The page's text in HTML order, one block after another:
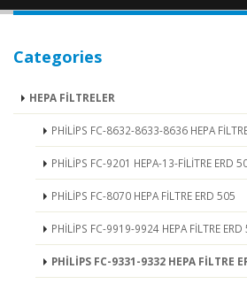
Categories
HEPA FİLTRELER
PHİLİPS FC-8632-8633-8636 HEPA
PHİLİPS FC-9201 HEPA-13-FİLİTRE ERD
PHİLİPS FC-8070 HEPA FİLTRE ERD 505
PHİLİPS FC-9919-9924 HEPA FİLTRE
PHİLİPS FC-9331-9332 HEPA FİLTRE